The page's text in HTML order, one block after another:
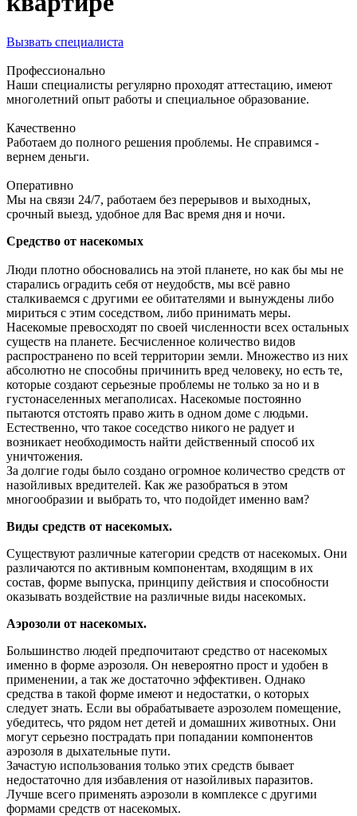
Вызвать специалиста
Профессионально
Наши специалисты регулярно проходят аттестацию, имеют
многолетний опыт работы и специальное образование.
Качественно
Работаем до полного решения проблемы. Не справимся -
вернем деньги.
Оперативно
Мы на связи 24/7, работаем без перерывов и выходных,
срочный выезд, удобное для Вас время дня и ночи.
Средство от насекомых
Люди плотно обосновались на этой планете, но как бы мы не
старались оградить себя от неудобств, мы всё равно
сталкиваемся с другими ее обитателями и вынуждены либо
мириться с этим соседством, либо принимать меры.
Насекомые превосходят по своей численности всех остальных
существ на планете. Бесчисленное количество видов
распространено по всей территории земли. Множество из них
абсолютно не способны причинить вред человеку, но есть те,
которые создают серьезные проблемы не только за но и в
густонаселенных мегаполисах. Насекомые постоянно
пытаются отстоять право жить в одном доме с людьми.
Естественно, что такое соседство никого не радует и
возникает необходимость найти действенный способ их
уничтожения.
За долгие годы было создано огромное количество средств от
назойливых вредителей. Как же разобраться в этом
многообразии и выбрать то, что подойдет именно вам?
Виды средств от насекомых.
Существуют различные категории средств от насекомых. Они
различаются по активным компонентам, входящим в их
состав, форме выпуска, принципу действия и способности
оказывать воздействие на различные виды насекомых.
Аэрозоли от насекомых.
Большинство людей предпочитают средство от насекомых
именно в форме аэрозоля. Он невероятно прост и удобен в
применении, а так же достаточно эффективен. Однако
средства в такой форме имеют и недостатки, о которых
следует знать. Если вы обрабатываете аэрозолем помещение,
убедитесь, что рядом нет детей и домашних животных. Они
могут серьезно пострадать при попадании компонентов
аэрозоля в дыхательные пути.
Зачастую использования только этих средств бывает
недостаточно для избавления от назойливых паразитов.
Лучше всего применять аэрозоли в комплексе с другими
формами средств от насекомых.